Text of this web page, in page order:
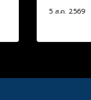
5 ส.ค. 2569